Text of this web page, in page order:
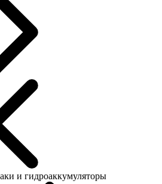
и гидроаккумуляторы